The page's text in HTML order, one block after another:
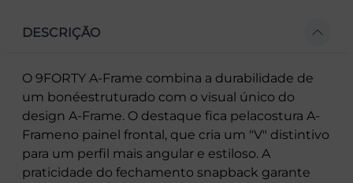
DESCRIÇÃO
O 9FORTY A-Frame combina a durabilidade de
um bonéestruturado com o visual único do
design A-Frame. O destaque fica pelacostura A-
Frameno painel frontal, que cria um "V" distintivo
para um perfil mais angular e estiloso. A
praticidade do fechamento snapback garante